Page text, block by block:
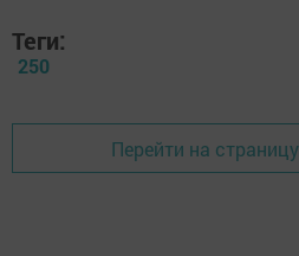
Теги:
250
Перейти на